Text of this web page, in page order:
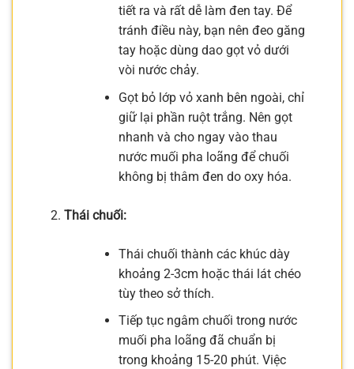
tiết ra và rất dễ làm đen tay. Để
tránh điều này, bạn nên đeo găng
tay hoặc dùng dao gọt vỏ dưới
vòi nước chảy.
Gọt bỏ lớp vỏ xanh bên ngoài, chỉ
giữ lại phần ruột trắng. Nên gọt
nhanh và cho ngay vào thau
nước muối pha loãng để chuối
không bị thâm đen do oxy hóa.
Thái chuối:
Thái chuối thành các khúc dày
khoảng 2-3cm hoặc thái lát chéo
tùy theo sở thích.
Tiếp tục ngâm chuối trong nước
muối pha loãng đã chuẩn bị
trong khoảng 15-20 phút. Việc